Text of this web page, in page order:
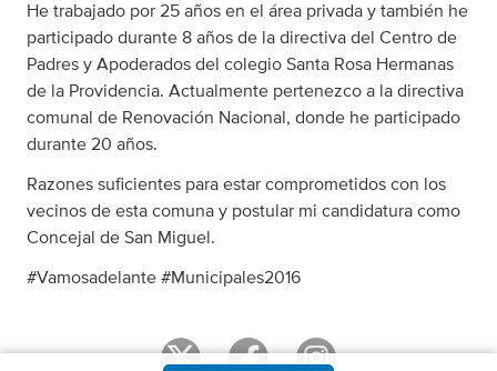
He trabajado por 25 años en el área privada y también he
participado durante 8 años de la directiva del Centro de
Padres y Apoderados del colegio Santa Rosa Hermanas
de la Providencia. Actualmente pertenezco a la directiva
comunal de Renovación Nacional, donde he participado
durante 20 años.
Razones suficientes para estar comprometidos con los
vecinos de esta comuna y postular mi candidatura como
Concejal de San Miguel.
#Vamosadelante #Municipales2016